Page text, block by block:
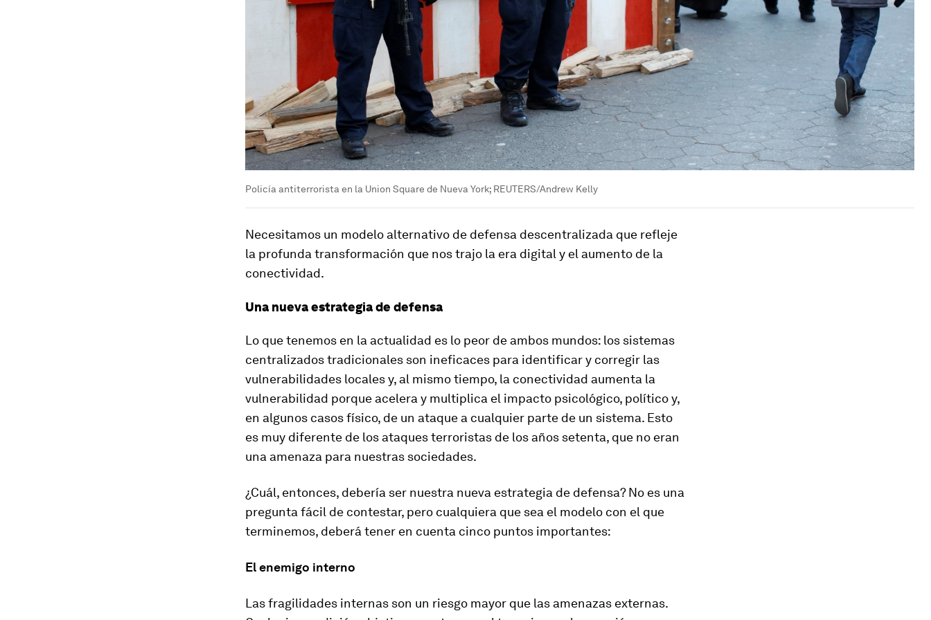
Policía antiterrorista en la Union Square de Nueva York; REUTERS/Andrew Kelly
Necesitamos un modelo alternativo de defensa descentralizada que refleje
la profunda transformación que nos trajo la era digital y el aumento de la
conectividad.
Una nueva estrategia de defensa
Lo que tenemos en la actualidad es lo peor de ambos mundos: los sistemas
centralizados tradicionales son ineficaces para identificar y corregir las
vulnerabilidades locales y, al mismo tiempo, la conectividad aumenta la
vulnerabilidad porque acelera y multiplica el impacto psicológico, político y,
en algunos casos físico, de un ataque a cualquier parte de un sistema. Esto
es muy diferente de los ataques terroristas de los años setenta, que no eran
una amenaza para nuestras sociedades.
¿Cuál, entonces, debería ser nuestra nueva estrategia de defensa? No es una
pregunta fácil de contestar, pero cualquiera que sea el modelo con el que
terminemos, deberá tener en cuenta cinco puntos importantes:
El enemigo interno
Las fragilidades internas son un riesgo mayor que las amenazas externas.